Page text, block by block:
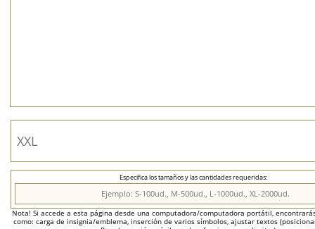
Especifica los tamaños y las cantidades requeridas:
Nota! Si accede a esta página desde una computadora/computadora portátil,
como: carga de insignia/emblema, inserción de varios símbolos, ajustar textos